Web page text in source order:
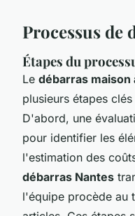
Processus de
Étapes du
Le débarras maison
plusieurs étapes
D'abord, une
pour identifier les
l'estimation des
débarras Nantes
l'équipe procède au